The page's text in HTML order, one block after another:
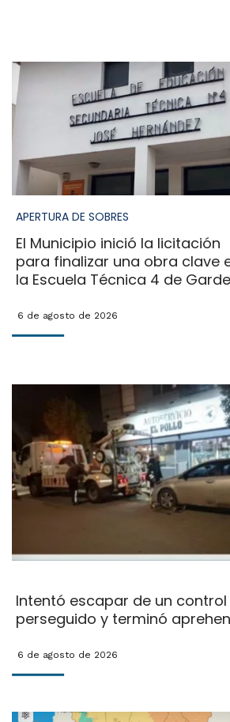
APERTURA DE SOBRES
El Municipio inició la licitación
para finalizar una obra clave
la Escuela Técnica 4 de
6 de agosto de 2026
Intentó escapar de un
perseguido y terminó
6 de agosto de 2026